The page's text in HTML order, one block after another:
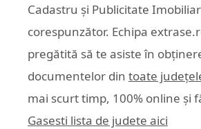
Cadastru și Publicitate
corespunzător. Echipa
pregătită să te asiste în
documentelor din toate
mai scurt timp, 100% online și
Gasesti lista de judete aici